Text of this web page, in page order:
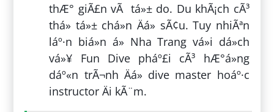
thÆ° giÃ£n vÃ tá»± do. Du khÃ¡ch cÃ³
thá» tá»± chá»n Äá» sÃ¢u. Tuy nhiÃªn
láº·n biá»n á» Nha Trang vá»i dá»ch
vá»¥ Fun Dive pháº£i cÃ³ hÆ°á»ng
dáº«n trÃ¬nh Äá» dive master hoáº·c
instructor Äi kÃ¨m.